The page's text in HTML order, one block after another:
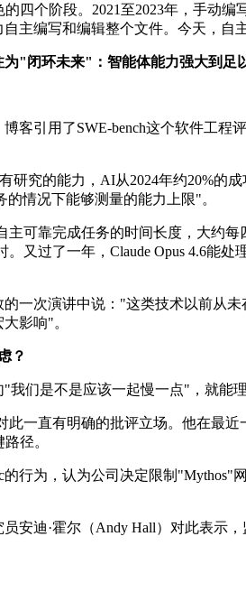
四个阶段。2021至2023年，手动
主编写和编辑整个文件。今天，
"闭环未来"：智能体能力强大到足
客引用了SWE-bench这个软件工
研究的能力，AI从2024年约20%的
情况下能够测量的能力上限"。
主可靠完成任务的时间长度，大约每
。又过了一年，Claude Opus 4.6
一次演讲中说："这类技术以前从
影响"。
？
我们是不是应该一起慢一点"，就能
此一直有明确的批评立场。他在
径。
行为，认为公司决定限制
安迪·霍尔（Andy Hall）对此表